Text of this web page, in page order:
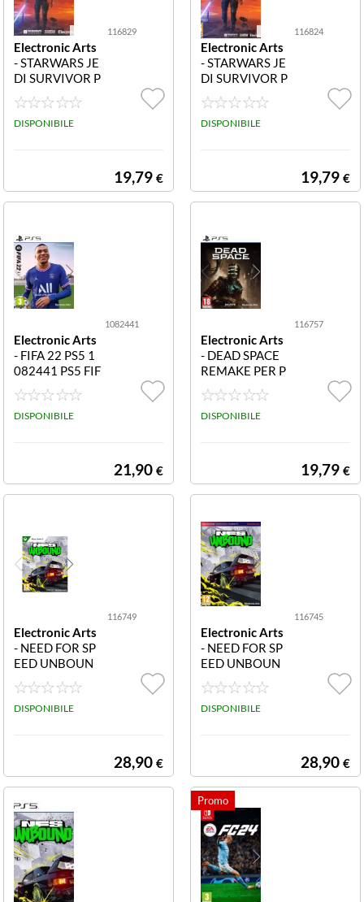
116829
Electronic Arts
- STARWARS JE
DI SURVIVOR P
S5 116829 STA
RWARS JEDI S
URVIVOR PS5
DISPONIBILE
19,79 €
116824
Electronic Arts
- STARWARS JE
DI SURVIVOR P
C 116824 STAR
WARS JEDI SU
RVIVOR PC
DISPONIBILE
19,79 €
1082441
Electronic Arts
- FIFA 22 PS5 1
082441 PS5 FIF
A 22
DISPONIBILE
21,90 €
116757
Electronic Arts
- DEAD SPACE
REMAKE PER P
S5 116757 DEA
D SPACE REMA
KE PER PS5
DISPONIBILE
19,79 €
116749
Electronic Arts
- NEED FOR SP
EED UNBOUN
D SERIE X 1167
49 NEED FOR S
PEED UNBOUN
DISPONIBILE
28,90 €
116745
Electronic Arts
- NEED FOR SP
EED UNBOUN
D PC 116745 N
EED FOR SPEE
D UNBOUND P
DISPONIBILE
28,90 €